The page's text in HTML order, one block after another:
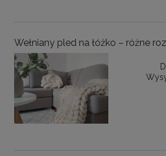
Wełniany pled na łóżko – różne